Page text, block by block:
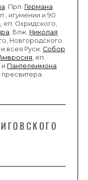
. Прп. Германа
игумении и 90
, еп. Охридского,
. Блж. Николая
Новгородского.
всея Руси. Собор
, еп.
и Пантелеимона
пресвитера.